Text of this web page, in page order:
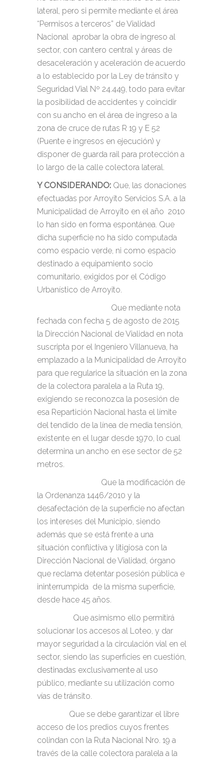
lateral, pero si permite mediante el área
“Permisos a terceros” de Vialidad
Nacional aprobar la obra de ingreso al
sector, con cantero central y áreas de
desaceleración y aceleración de acuerdo
a lo establecido por la Ley de tránsito y
Seguridad Vial Nº 24.449, todo para evitar
la posibilidad de accidentes y coincidir
con su ancho en el área de ingreso a la
zona de cruce de rutas R 19 y E 52
(Puente e ingresos en ejecución) y
disponer de guarda rail para protección a
lo largo de la calle colectora lateral.
Y CONSIDERANDO: Que, las donaciones
efectuadas por Arroyito Servicios S.A. a la
Municipalidad de Arroyito en el año 2010
lo han sido en forma espontánea. Que
dicha superficie no ha sido computada
como espacio verde, ni como espacio
destinado a equipamiento socio
comunitario, exigidos por el Código
Urbanístico de Arroyito.
Que mediante nota
fechada con fecha 5 de agosto de 2015
la Dirección Nacional de Vialidad en nota
suscripta por el Ingeniero Villanueva, ha
emplazado a la Municipalidad de Arroyito
para que regularice la situación en la zona
de la colectora paralela a la Ruta 19,
exigiendo se reconozca la posesión de
esa Repartición Nacional hasta el límite
del tendido de la línea de media tensión,
existente en el lugar desde 1970, lo cual
determina un ancho en ese sector de 52
metros.
Que la modificación de
la Ordenanza 1446/2010 y la
desafectación de la superficie no afectan
los intereses del Municipio, siendo
además que se está frente a una
situación conflictiva y litigiosa con la
Dirección Nacional de Vialidad, órgano
que reclama detentar posesión pública e
ininterrumpida de la misma superficie,
desde hace 45 años.
Que asimismo ello permitirá
solucionar los accesos al Loteo, y dar
mayor seguridad a la circulación vial en el
sector, siendo las superficies en cuestión,
destinadas exclusivamente al uso
público, mediante su utilización como
vías de tránsito.
Que se debe garantizar el libre
acceso de los predios cuyos frentes
colindan con la Ruta Nacional Nro. 19 a
través de la calle colectora paralela a la